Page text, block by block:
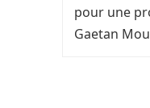
pour une
Gaetan